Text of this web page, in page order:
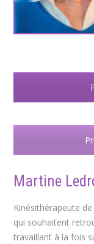
Martine
Kinésithérapeute
qui souhaitent
travaillant à la fois